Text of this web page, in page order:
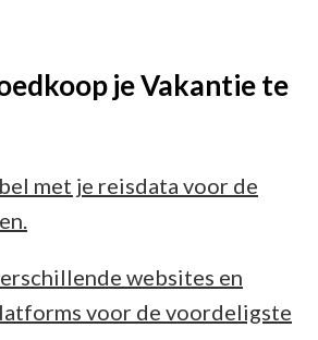
je Vakantie te
met je reisdata voor de
websites en
voor de voordeligste